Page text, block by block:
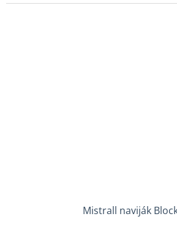
Mistrall naviják